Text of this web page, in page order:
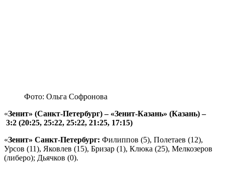
Фото: Ольга Софронова
«Зенит» (Санкт-Петербург) – «Зенит-Казань» (Казань) –
3:2 (20:25, 25:22, 25:22, 21:25, 17:15)
«Зенит» Санкт-Петербург: Филиппов (5), Полетаев (12),
Урсов (11), Яковлев (15), Бризар (1), Клюка (25), Мелкозеров
(либеро); Дьячков (0).